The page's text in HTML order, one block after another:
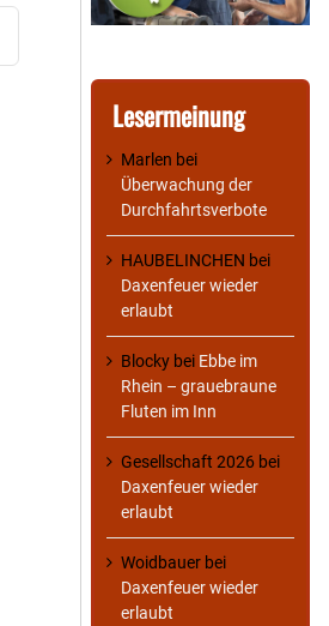
Lesermeinung
Marlen bei
Überwachung der
Durchfahrtsverbote
HAUBELINCHEN bei
Daxenfeuer wieder
erlaubt
Blocky bei Ebbe im
Rhein – grauebraune
Fluten im Inn
Gesellschaft 2026 bei
Daxenfeuer wieder
erlaubt
Woidbauer bei
Daxenfeuer wieder
erlaubt